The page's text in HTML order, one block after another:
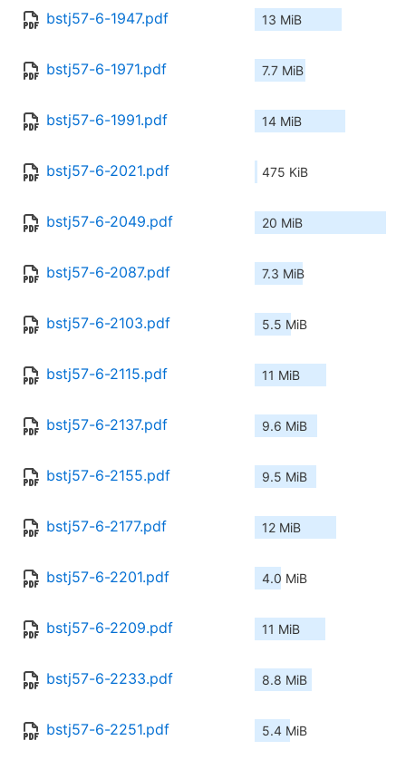
bstj57-6-1947.pdf 13 MiB
bstj57-6-1971.pdf 7.7 MiB
bstj57-6-1991.pdf 14 MiB
bstj57-6-2021.pdf 475 KiB
bstj57-6-2049.pdf 20 MiB
bstj57-6-2087.pdf 7.3 MiB
bstj57-6-2103.pdf 5.5 MiB
bstj57-6-2115.pdf 11 MiB
bstj57-6-2137.pdf 9.6 MiB
bstj57-6-2155.pdf 9.5 MiB
bstj57-6-2177.pdf 12 MiB
bstj57-6-2201.pdf 4.0 MiB
bstj57-6-2209.pdf 11 MiB
bstj57-6-2233.pdf 8.8 MiB
bstj57-6-2251.pdf 5.4 MiB